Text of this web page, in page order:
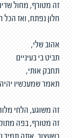
זה מטורף, מחול
חלון נפתח, ואז הכל
אהוב שלי,
תביט בי בעיניים
תחבק אותי,
תאמר שמעכשיו
זה משוגע, הלחי
זה מטורף, בפה